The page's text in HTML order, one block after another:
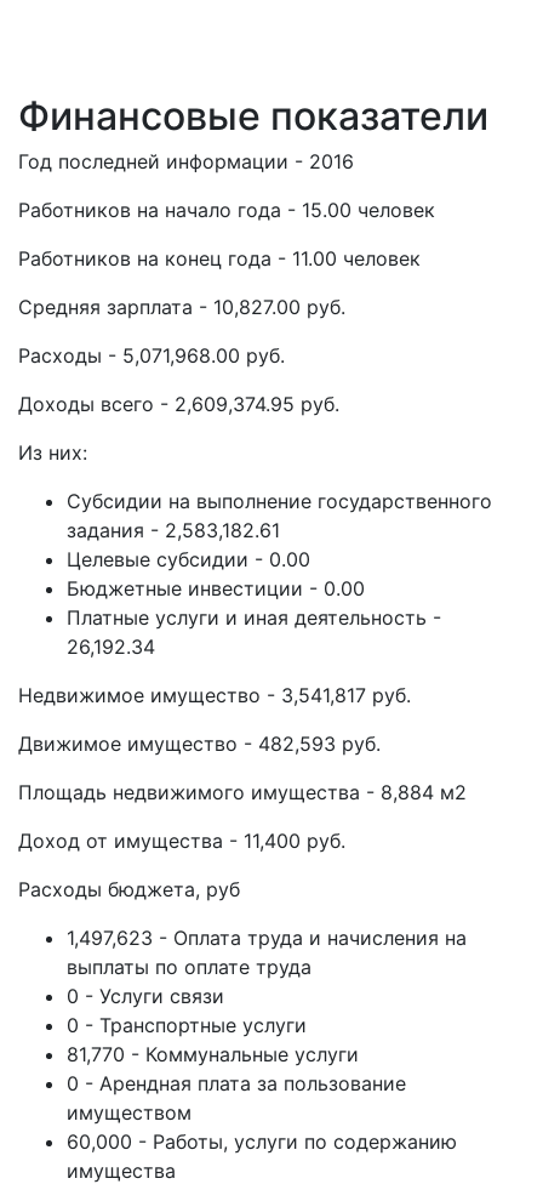
Финансовые показатели
Год последней информации - 2016
Работников на начало года - 15.00 человек
Работников на конец года - 11.00 человек
Средняя зарплата - 10,827.00 руб.
Расходы - 5,071,968.00 руб.
Доходы всего - 2,609,374.95 руб.
Из них:
Субсидии на выполнение государственного
задания - 2,583,182.61
Целевые субсидии - 0.00
Бюджетные инвестиции - 0.00
Платные услуги и иная деятельность -
26,192.34
Недвижимое имущество - 3,541,817 руб.
Движимое имущество - 482,593 руб.
Площадь недвижимого имущества - 8,884 м2
Доход от имущества - 11,400 руб.
Расходы бюджета, руб
1,497,623 - Оплата труда и начисления на
выплаты по оплате труда
0 - Услуги связи
0 - Транспортные услуги
81,770 - Коммунальные услуги
0 - Арендная плата за пользование
имуществом
60,000 - Работы, услуги по содержанию
имущества